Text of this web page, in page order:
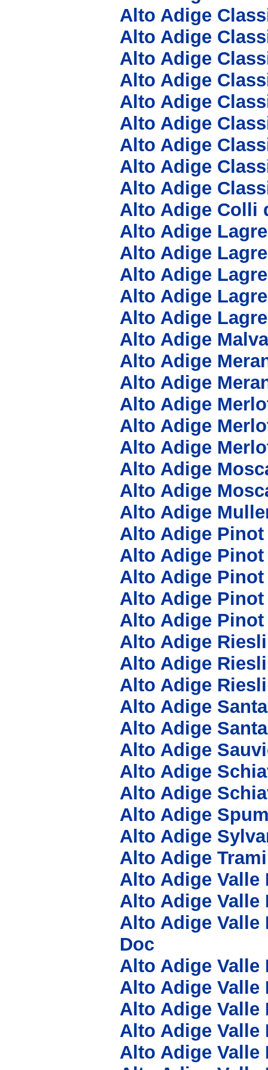
Alto Adige
Alto Adige
Alto Adige
Alto Adige
Alto Adige
Alto Adige
Alto Adige
Alto Adige
Alto Adige
Alto Adige Colli
Alto Adige
Alto Adige
Alto Adige
Alto Adige
Alto Adige
Alto Adige
Alto Adige
Alto Adige
Alto Adige
Alto Adige
Alto Adige
Alto Adige
Alto Adige
Alto Adige
Alto Adige
Alto Adige
Alto Adige Pinot
Alto Adige
Alto Adige Pinot
Alto Adige
Alto Adige
Alto Adige
Alto Adige
Alto Adige
Alto Adige
Alto Adige
Alto Adige
Alto Adige
Alto Adige
Alto Adige
Alto Adige Valle
Alto Adige Valle
Alto Adige Valle
Doc
Alto Adige Valle
Alto Adige Valle
Alto Adige
Alto Adige Valle
Alto Adige Valle